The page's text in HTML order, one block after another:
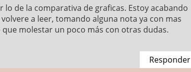
lo de la comparativa de graficas. Estoy acabando
a leer, tomando alguna nota ya con mas
molestar un poco más con otras dudas.
Responder